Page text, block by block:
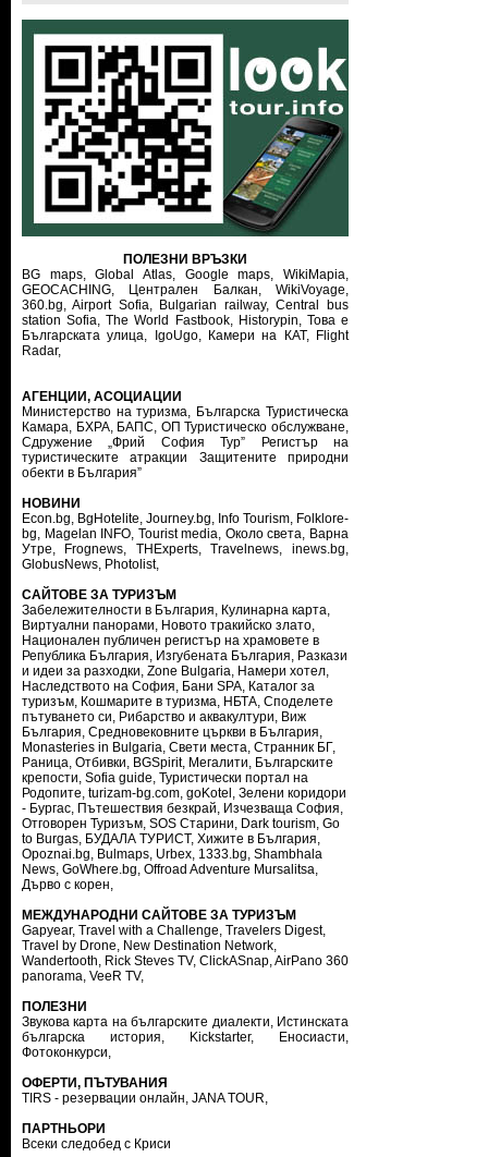
ПОЛЕЗНИ ВРЪЗКИ
BG maps,
Global Atlas, Google maps,
WikiMapia,
GEOCACHING,
Централен Балкан,
WikiVoyage,
360.bg, Airport Sofia, Bulgarian railway, Central bus
station Sofia, The World Fastbook, Historypin, Това е
Българската улица,
IgoUgo, Камери на КАТ, Flight
Radar,
АГЕНЦИИ, АСОЦИАЦИИ
Министерство на туризма, Българска Туристическа
Камара, БХРА, БАПС, ОП Туристическо обслужване,
Сдружение „Фрий София Тур”
Регистър на
туристическите атракции
Защитените природни
обекти в България”
НОВИНИ
Econ.bg, BgHotelite, Journey.bg, Info Tourism, Folklore-
bg, Magelan INFO, Tourist media, Около света, Варна
Утре, Frognews, THExperts,Travelnews, inews.bg,
GlobusNews, Photolist,
САЙТОВЕ ЗА ТУРИЗЪМ
Забележителности в България, Кулинарна карта,
Виртуални панорами, Новото тракийско злато,
Национален публичен регистър на храмовете в
Република България, Изгубената България, Разкази
и идеи за разходки, Zone Bulgaria, Намери хотел,
Наследството на София, Бани SPA, Каталог за
туризъм, Кошмарите в туризма, НБТА, Споделете
пътуването си, Рибарство и аквакултури, Виж
България, Средновековните църкви в България,
Monasteries in Bulgaria, Свети места, Странник БГ,
Раница, Отбивки, BGSpirit, Мегалити, Българските
крепости, Sofia guide, Туристически портал на
Родопите, turizam-bg.com, goKotel , Зелени коридори
- Бургас, Пътешествия безкрай, Изчезваща София,
Отговорен Туризъм, SOS Старини, Dark tourism, Go
to Burgas, БУДАЛА ТУРИСТ, Хижите в България,
Opoznai.bg, Bulmaps, Urbex, 1333.bg, Shambhala
News, GoWhere.bg, Offroad Adventure Mursalitsa,
Дърво с корен,
МЕЖДУНАРОДНИ САЙТОВЕ ЗА ТУРИЗЪМ
Gapyear, Travel with a Challenge, Travelers Digest,
Travel by Drone, New Destination Network,
Wandertooth, Rick Steves TV, ClickASnap,AirPano 360
panorama, VeeR TV,
ПОЛЕЗНИ
Звукова карта на българските диалекти, Истинската
българска история, Kickstarter, Еносиасти,
Фотоконкурси,
ОФЕРТИ, ПЪТУВАНИЯ
TIRS - резервации онлайн, JANA TOUR,
ПАРТНЬОРИ
Всеки следобед с Криси